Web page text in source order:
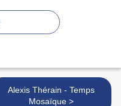
Alexis Thérain - Temps
Mosaïque >